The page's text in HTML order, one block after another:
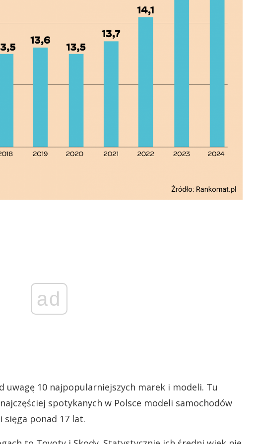
ad
uwagę 10 najpopularniejszych marek i modeli. Tu
spotykanych w Polsce modeli samochodów
sięga ponad 17 lat.